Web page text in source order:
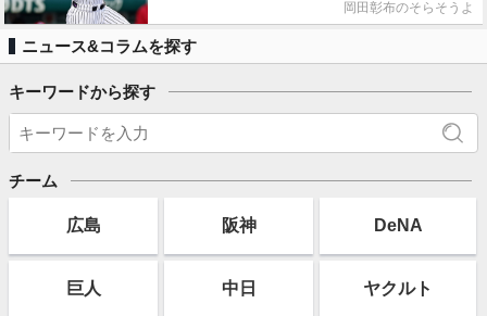
岡田彰布のそらそうよ
ニュース&コラムを探す
キーワードから探す
チーム
広島 阪神 DeNA
巨人 中日 ヤクルト